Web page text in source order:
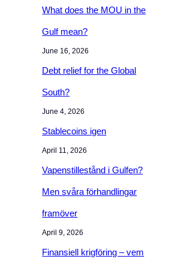
What does the MOU in the
Gulf mean?
June 16, 2026
Debt relief for the Global
South?
June 4, 2026
Stablecoins igen
April 11, 2026
Vapenstillestånd i Gulfen?
Men svåra förhandlingar
framöver
April 9, 2026
Finansiell krigföring – vem